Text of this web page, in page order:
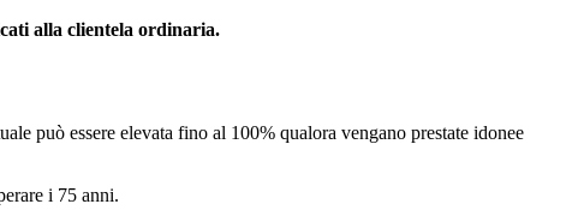
alla clientela ordinaria.
può essere elevata fino al 100% qualora vengano prestate idonee
i 75 anni.